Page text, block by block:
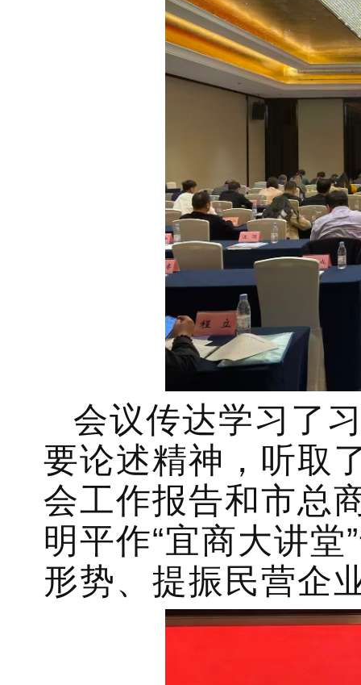
会议传达学习了
要论述精神，听取
会工作报告和市总
明平作“宜商大讲
形势、提振民营企